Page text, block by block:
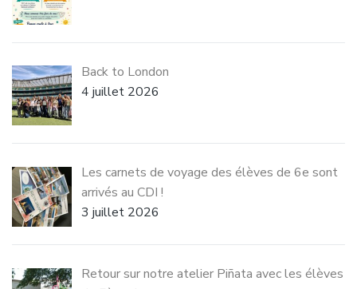
Back to London
4 juillet 2026
Les carnets de voyage des élèves de 6e sont
arrivés au CDI !
3 juillet 2026
Retour sur notre atelier Piñata avec les élèves